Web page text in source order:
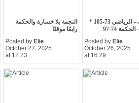
النجمة بلا خسارة والحكمة
رابعًا موقتًا
Posted by Elie
October 27, 2025
at 12:23
البترون – الرياضي 73-105 *
74-97
Posted by Elie
October 26, 2025
at 16:29